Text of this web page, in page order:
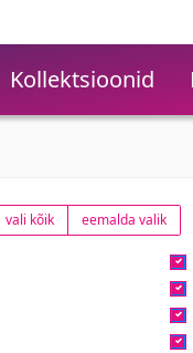
Kollektsioonid
vali kõik eemalda valik